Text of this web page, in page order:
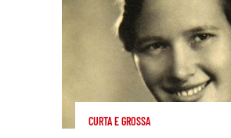
CURTA E GROSSA